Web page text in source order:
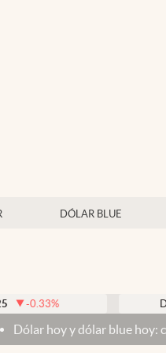
DÓLAR BLUE
% DÓLAR
y dólar blue hoy: cuál es